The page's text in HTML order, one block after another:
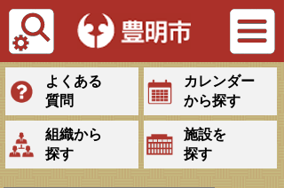
Tiếng Việt
よくある
質問
カレンダー
から探す
組織から
探す
施設を
探す